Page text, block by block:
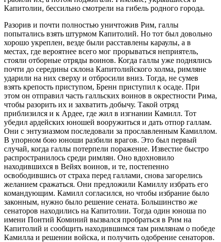
Капитолии, бессильно смотрели на гибель родного города.
Разорив и почти полностью уничтожив Рим, галлы
попытались взять штурмом Капитолий. Но тот был довольно
хорошо укреплен, везде были расставлены караулы, а в
местах, где вероятнее всего мог прорываться неприятель,
стояли отборные отряды воинов. Когда галлы уже поднялись
почти до середины склона Капитолийского холма, римляне
ударили на них сверху и отбросили вниз. Тогда, не сумев
взять крепость приступом, Бренн приступил к осаде. При
этом он отправил часть галльских воинов в окрестности Рима,
чтобы разорить их и захватить добычу. Такой отряд
приблизился и к Ардее, где жил в изгнании Камилл. Тот
убедил ардейских юношей вооружиться и дать отпор галлам.
Они с энтузиазмом последовали за прославленным Камиллом.
В упорном бою юноши разбили врагов. Это был первый
случай, когда галлы потерпели поражение. Известие быстро
распространилось среди римлян. Оно вдохновило
находившихся в Вейях воинов, и те, постепенно
освободившись от страха перед галлами, снова загорелись
желанием сражаться. Они предложили Камиллу избрать его
командующим. Камилл согласился, но чтобы избрание было
законным, нужно было решение сената. Большинство же
сенаторов находились на Капитолии. Тогда один юноша по
имени Понтий Коминий вызвался пробраться в Рим на
Капитолий и сообщить находившимся там римлянам о победе
Камилла и решении войска, и получить одобрение сенаторов.